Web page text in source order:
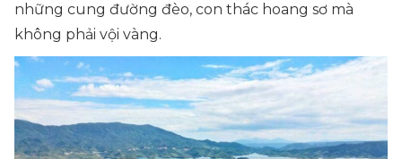
những cung đường đèo, con thác hoang sơ mà
không phải vội vàng.